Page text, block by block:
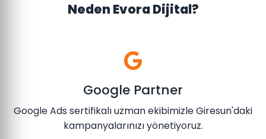
Neden Evora Dijital?
Google Partner
Google Ads sertifikalı uzman ekibimizle Giresun'daki
kampanyalarınızı yönetiyoruz.